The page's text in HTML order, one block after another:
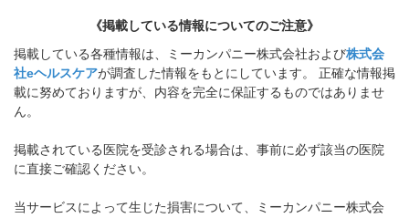
《掲載している情報についてのご注意》
掲載している各種情報は、ミーカンパニー株式会社および株式会
社eヘルスケアが調査した情報をもとにしています。 正確な情報掲
載に努めておりますが、内容を完全に保証するものではありませ
ん。
掲載されている医院を受診される場合は、事前に必ず該当の医院
に直接ご確認ください。
当サービスによって生じた損害について、ミーカンパニー株式会